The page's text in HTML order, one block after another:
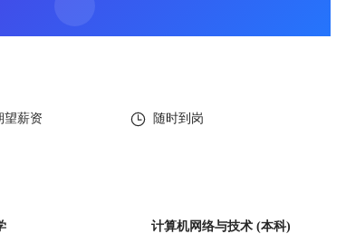
望薪资 随时到岗
计算机网络与技术 (本科)